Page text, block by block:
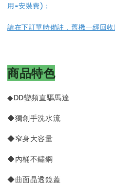
用=安裝費)；
請在下訂單時備註，舊機一經回收
商品特色
◆DD變頻直驅馬達
◆獨創手洗水流
◆窄身大容量
◆內桶不鏽鋼
◆曲面晶透鏡蓋